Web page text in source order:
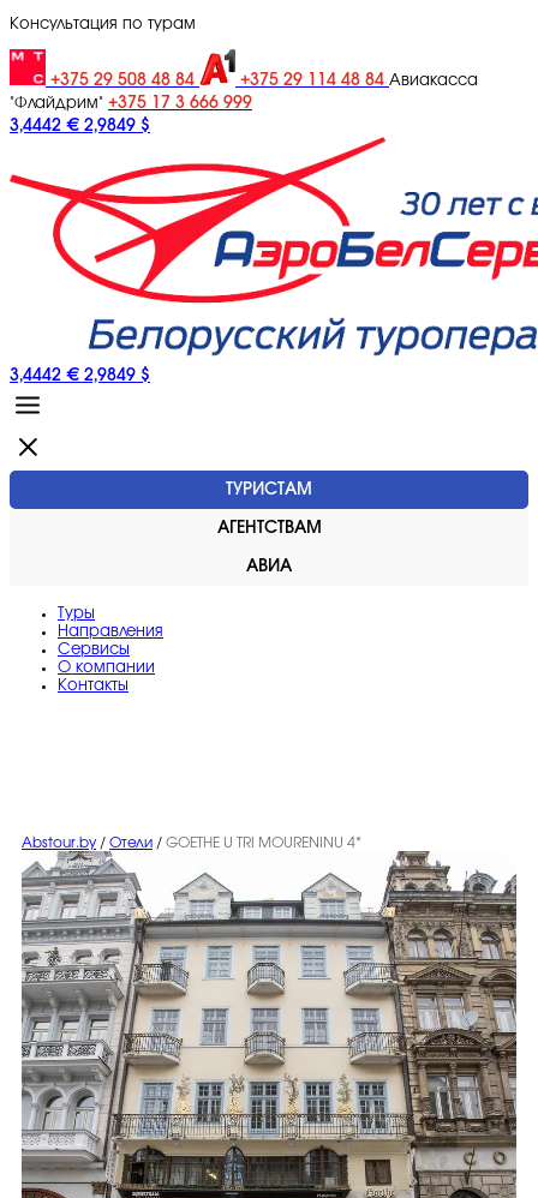
Консультация по турам
+375 29 508 48 84 +375 29 114 48 84 Авиакасса
"Флайдрим" +375 17 3 666 999
3,4442 € 2,9849 $
3,4442 € 2,9849 $
ТУРИСТАМ
АГЕНТСТВАМ
АВИА
Туры
Направления
Сервисы
O компании
Контакты
Abstour.by / Отели / GOETHE U TRI MOURENINU 4*